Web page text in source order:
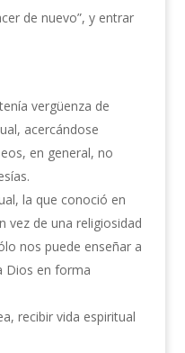
de nuevo”, y entrar
vergüenza de
acercándose
en general, no
la que conoció en
vez de una religiosidad
nos puede enseñar a
Dios en forma
recibir vida espiritual